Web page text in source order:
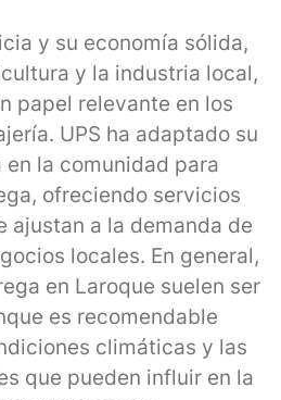
y su economía sólida,
y la industria local,
papel relevante en los
UPS ha adaptado su
la comunidad para
ofreciendo servicios
ajustan a la demanda de
locales. En general,
en Laroque suelen ser
es recomendable
climáticas y las
que pueden influir en la